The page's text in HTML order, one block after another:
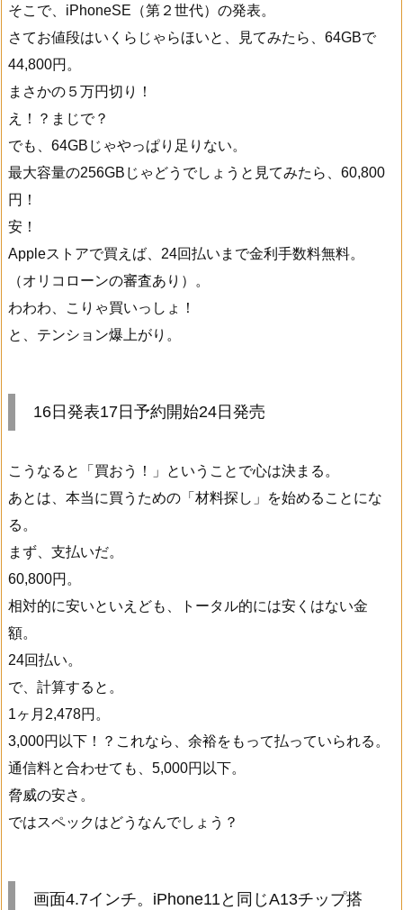
そこで、iPhoneSE（第２世代）の発表。
さてお値段はいくらじゃらほいと、見てみたら、64GBで
44,800円。
まさかの５万円切り！
え！？まじで？
でも、64GBじゃやっぱり足りない。
最大容量の256GBじゃどうでしょうと見てみたら、60,800
円！
安！
Appleストアで買えば、24回払いまで金利手数料無料。
（オリコローンの審査あり）。
わわわ、こりゃ買いっしょ！
と、テンション爆上がり。
16日発表17日予約開始24日発売
こうなると「買おう！」ということで心は決まる。
あとは、本当に買うための「材料探し」を始めることにな
る。
まず、支払いだ。
60,800円。
相対的に安いといえども、トータル的には安くはない金
額。
24回払い。
で、計算すると。
1ヶ月2,478円。
3,000円以下！？これなら、余裕をもって払っていられる。
通信料と合わせても、5,000円以下。
脅威の安さ。
ではスペックはどうなんでしょう？
画面4.7インチ。iPhone11と同じA13チップ搭